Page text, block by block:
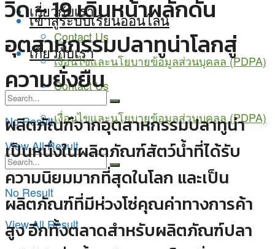
เข้าสู่ระบบเรียนออนไลน์
เกี่ยวกับเรา
Contact Us
เงื่อนไขและนโยบายข้อมูลส่วนบุคลล (PDPA)
No Result
View All Result
เกี่ยวกับเรา
Contact Us
เงื่อนไขและนโยบายข้อมูลส่วนบุคลล (PDPA)
No Result
View All Result
วิด – 19 เดินหน้าผลักดัน
อุตสาหกรรมปลาทูน่าโลกสู่
ความยั่งยืน
ผลิตภัณฑ์จากอุตสาหกรรมปลาทูน่า
เป็นหนึ่งในผลิตภัณฑ์สัตว์น้ำที่ได้รับ
ความนิยมมากที่สุดในโลก และเป็น
ผลิตภัณฑ์ที่มีห่วงโซ่คุณค่าทางการค้า
สูง อีกทั้งตลาดสำหรับผลิตภัณฑ์ปลา